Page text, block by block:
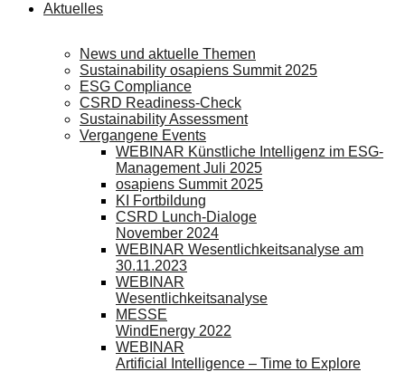
Aktuelles
News und aktuelle Themen
Sustainability osapiens Summit 2025
ESG Compliance
CSRD Readiness-Check
Sustainability Assessment
Vergangene Events
WEBINAR Künstliche Intelligenz im ESG-
Management Juli 2025
osapiens Summit 2025
KI Fortbildung
CSRD Lunch-Dialoge
November 2024
WEBINAR Wesentlichkeitsanalyse am
30.11.2023
WEBINAR
Wesentlichkeitsanalyse
MESSE
WindEnergy 2022
WEBINAR
Artificial Intelligence – Time to Explore